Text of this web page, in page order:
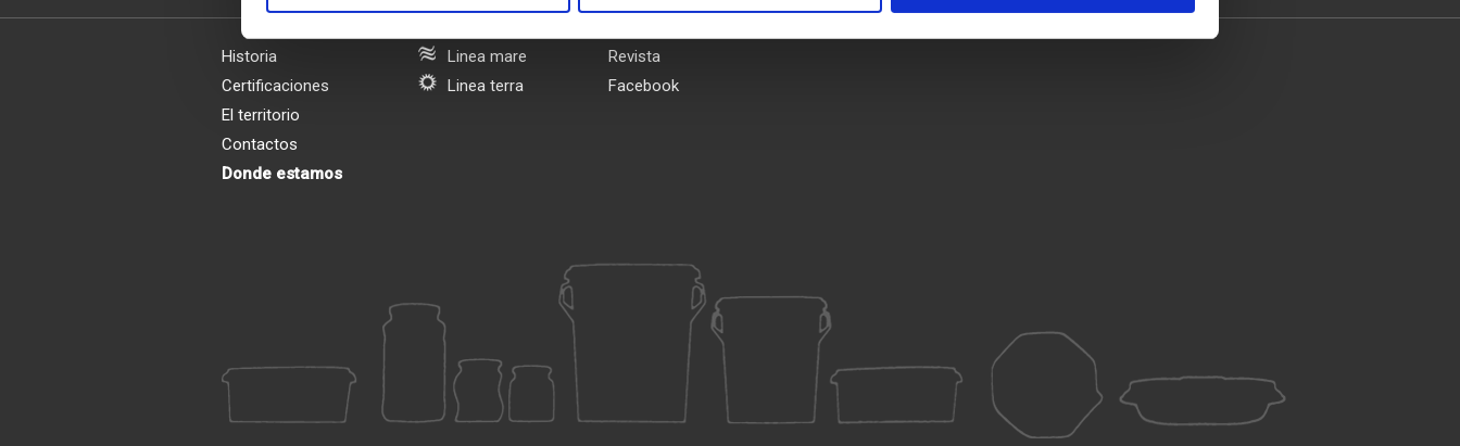
Historia
Certificaciones
El territorio
Contactos
Donde estamos
Linea mare
Linea terra
Revista
Facebook